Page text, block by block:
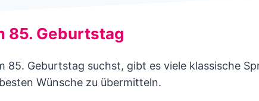
85. Geburtstag
Geburtstag suchst, gibt es viele klassische
Wünsche zu übermitteln.